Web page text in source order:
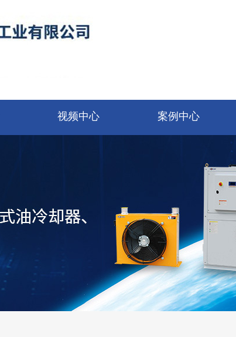
视频中心 案例中心